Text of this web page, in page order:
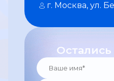
г. Москва, ул.